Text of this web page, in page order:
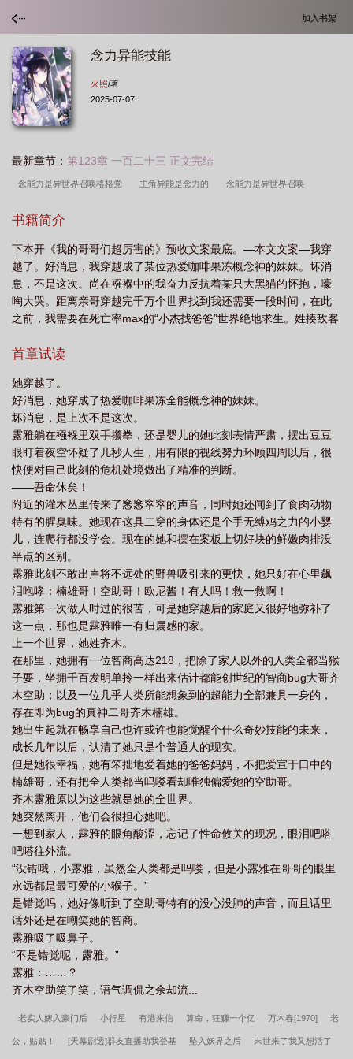
加入书架
念力异能技能
火照/著
2025-07-07
最新章节： 第123章 一百二十三 正文完结
念能力是异世界召唤格格党 主角异能是念力的 念能力是异世界召唤
界召唤火照
能者 念能力是异世界召唤露雅 念能力是异世界召唤全文阅读 念能力是异世
界召唤笔趣阁 念能力是异世界召唤|在线阅读 念能力 念能力是异世界召唤
火照 免费 念能力是异世界召唤免费 念能力是异世界召唤作者火照 念能力
设定 念能力是异世界召唤免费阅读全文 念力异能技能 念能力是异世界召唤
书籍简介
下本开《我的哥哥们超厉害的》预收文案最底。—本文文案—我穿
越了。好消息，我穿越成了某位热爱咖啡果冻概念神的妹妹。坏消
息，不是这次。尚在襁褓中的我奋力反抗着某只大黑猫的怀抱，嚎
啕大哭。距离亲哥穿越完千万个世界找到我还需要一段时间，在此
之前，我需要在死亡率max的“小杰找爸爸”世界绝地求生。姓揍敌客
日后的训练。”我瞬间乖巧收音，内心呐喊的全是：等我大哥楠雄A
猩猩的新世界，露雅终于摆脱了被原世界一个头脑bug一个超能力
bug的俩亲哥看得扁扁的命运，觉醒并点亮了自己的金手指。是超厉
害的召唤系技能。好耶来看看自己吃保底抽到的第一张角色卡牌是
什么！［滴，恭喜您抽到了sr角色卡，新吧唧。］吧嗒一声凭空掉下
来一副眼镜。露雅：“……”——露雅不信邪，正所谓肝能补非，她相
信只要她足够勤快，总有一天大保底能出金。［滴，恭喜您抽到了sr
角色卡，杀殿……］露雅坐正了。［杀殿身后跟着的小妖盖邪
见。］露雅：“……”［滴，恭喜您抽到了UR隐藏角色卡，港口mafia
的干部——］露雅挺直腰杆。［的早死的干部A。］［还是隐藏款，
新鲜刚死掉的。］露雅花三年连肝一百抽的腰终究还是断了。
［滴，恭喜您抽到了ssr角色卡。］露雅：我嘞个豆终于出金了！
［火O忍者的志村团——］露雅反手把这张卡扔进了转转回收。——
当然事实证明，只要肝的久，什么都会有。这不就快全图鉴了！
众：一味地倚靠别人不羞愧吗！露雅：有道理啊，所以……众：啊
没错就是这样，用你的力量与我们堂堂正正一战——露雅：所以大
家的力量，请借我一用吧，吃我一招冥道残月破.开天乖离开辟之星.
神罗天征.火之神神乐.领域展开.在污浊了的忧伤之中……众：过份了
啊过份了啊！——今天又是抽到了新男神的一天~露雅坐在笑容温柔
的亚麻发色少年身边，表面失落地靠着他的肩膀，实则正在暗爽。
“夏目君的声音，和我的哥哥很像。”她说：“我想他了。”正在被叠了
温柔buff的男神摸头的露雅，余光瞅见了自己的亲哥和某白毛猫猫都
僵在了街道另一头。露雅：呀豁。——找到露雅之前的齐神：我妹
呢？找到露雅之后的齐神看完亲妹当街骚扰纸片人男神的操作。齐
神沉默了会：……你妹妹。揍敌客傲娇白毛猫猫：……你妹妹。“你
妹妹。”“你妹妹。”他们彼此谦让起来。某只大黑猫女鬼一般窜出：
我妹妹。揍敌客三子的惨叫震耳欲聋：“你妹啊！”——*主综H×H，
齐神，女主带了个很抽象的抽卡系统。*次综可能什么都综，都写猎
同了说明我是个什么都看的老东西了所以会文艺复兴很多老番和新
番一起综。*会出现巨多老番新番童年男神女神，文艺复兴为主，只
有你想不到没有我综不了。*沙雕温情偶尔放飞文风，银O画风，女
主长大前主亲情向，长大后单箭头超多，依旧我流玛丽苏团宠妹妹
文学。*我溺爱每个角色也没什么讨厌的角色所以争取给所有人好结
局，大团圆向，可能会整活会迫害反派但是不黑角色。*巨巨巨玛丽
苏ooc预警大家都爱女主高亮预警，现实世界已经很苦了这次写纯爽
文，但是作者笔力就那么多，提前给大家磕一个球球大家看到不符
合预期的补药骂我。***本文将于3月3日入v，谢谢支持ww***滴滴滴
推一下接档预收，下本不出意外就开这个啦~—预收《我的哥哥们超
的哥哥，帅气的哥哥，闪闪发光的哥哥。会一直一直注视着妹妹的
首章试读
她穿越了。
好消息，她穿成了热爱咖啡果冻全能概念神的妹妹。
坏消息，是上次不是这次。
露雅躺在襁褓里双手攥拳，还是婴儿的她此刻表情严肃，摆出豆豆
眼盯着夜空怀疑了几秒人生，用有限的视线努力环顾四周以后，很
快便对自己此刻的危机处境做出了精准的判断。
——吾命休矣！
附近的灌木丛里传来了窸窸窣窣的声音，同时她还闻到了食肉动物
特有的腥臭味。她现在这具二穿的身体还是个手无缚鸡之力的小婴
儿，连爬行都没学会。现在的她和摆在案板上切好块的鲜嫩肉排没
半点的区别。
露雅此刻不敢出声将不远处的野兽吸引来的更快，她只好在心里飙
泪咆哮：楠雄哥！空助哥！欧尼酱！有人吗！救一救啊！
露雅第一次做人时过的很苦，可是她穿越后的家庭又很好地弥补了
这一点，那也是露雅唯一有归属感的家。
上一个世界，她姓齐木。
在那里，她拥有一位智商高达218，把除了家人以外的人类全都当猴
子耍，坐拥千百发明单拎一样出来估计都能创世纪的智商bug大哥齐
木空助；以及一位几乎人类所能想象到的超能力全部兼具一身的，
存在即为bug的真神二哥齐木楠雄。
她出生起就在畅享自己也许或许也能觉醒个什么奇妙技能的未来，
成长几年以后，认清了她只是个普通人的现实。
但是她很幸福，她有笨拙地爱着她的爸爸妈妈，不把爱宣于口中的
楠雄哥，还有把全人类都当吗喽看却唯独偏爱她的空助哥。
齐木露雅原以为这些就是她的全世界。
她突然离开，他们会很担心她吧。
一想到家人，露雅的眼角酸涩，忘记了性命攸关的现况，眼泪吧嗒
吧嗒往外流。
“没错哦，小露雅，虽然全人类都是吗喽，但是小露雅在哥哥的眼里
永远都是最可爱的小猴子。”
是错觉吗，她好像听到了空助哥特有的没心没肺的声音，而且话里
话外还是在嘲笑她的智商。
露雅吸了吸鼻子。
“不是错觉呢，露雅。”
露雅：……？
齐木空助笑了笑，语气调侃之余却流...
老实人嫁入豪门后 小行星 有港来信 算命，狂赚一个亿 万木春[1970] 老
公，贴贴！ [天幕剧透]群友直播助我登基 坠入妖界之后 末世来了我又想活了